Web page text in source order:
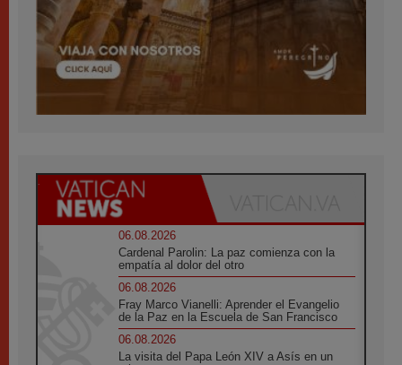
06.08.2026
Cardenal Parolin: La paz comienza con la
empatía al dolor del otro
06.08.2026
Fray Marco Vianelli: Aprender el Evangelio
de la Paz en la Escuela de San Francisco
06.08.2026
La visita del Papa León XIV a Asís en un